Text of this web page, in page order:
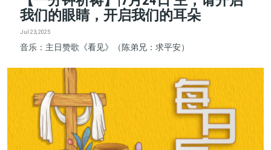
我们的眼睛，开启我们的耳朵
Jul 23, 2025
音乐：主日赞歌《看见》（陈弟兄：求平安）